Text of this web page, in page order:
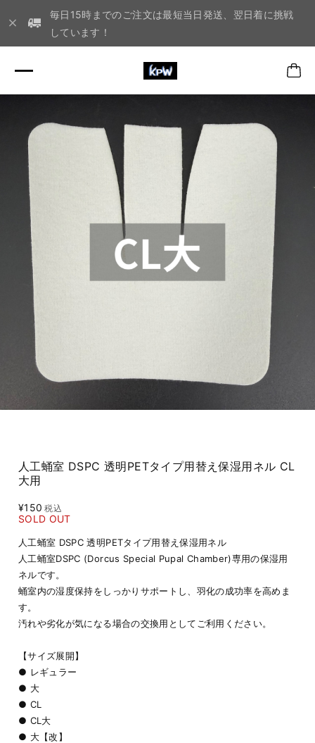
毎日15時までのご注文は最短当日発送、翌日着に挑戦
しています！
人工蛹室 DSPC 透明PETタイプ用替え保湿用ネル CL
大用
¥150 税込
SOLD OUT
人工蛹室 DSPC 透明PETタイプ用替え保湿用ネル
人工蛹室DSPC (Dorcus Special Pupal Chamber)専用の保湿用
ネルです。
蛹室内の湿度保持をしっかりサポートし、羽化の成功率を高めま
す。
汚れや劣化が気になる場合の交換用としてご利用ください。
【サイズ展開】
● レギュラー
● 大
● CL
● CL大
● 大【改】